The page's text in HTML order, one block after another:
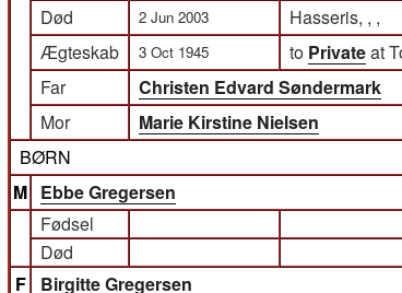
Død
2 Jun 2003
Hasseris, , ,
Ægteskab
3 Oct 1945 to Privateat
Far
Christen Edvard Søndermark
Mor
Marie Kirstine Nielsen
BØRN
M Ebbe Gregersen
Fødsel
Død
F
Birgitte Gregersen